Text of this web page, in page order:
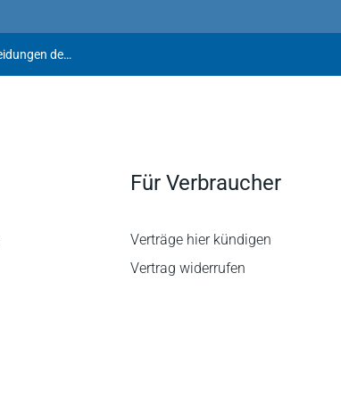
Alle weiteren am 25.6.2026 veröffentlichten Entscheidungen des BFH
Für Verbraucher
Verträge hier kündigen
Vertrag widerrufen